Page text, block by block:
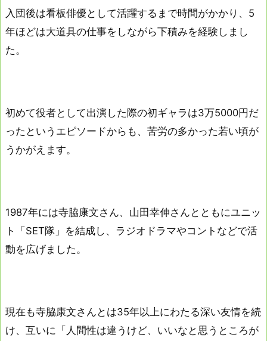
入団後は看板俳優として活躍するまで時間がかかり、5
年ほどは大道具の仕事をしながら下積みを経験しまし
た。
初めて役者として出演した際の初ギャラは3万5000円だ
ったというエピソードからも、苦労の多かった若い頃が
うかがえます。
1987年には寺脇康文さん、山田幸伸さんとともにユニッ
ト「SET隊」を結成し、ラジオドラマやコントなどで活
動を広げました。
現在も寺脇康文さんとは35年以上にわたる深い友情を続
け、互いに「人間性は違うけど、いいなと思うところが